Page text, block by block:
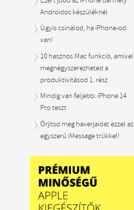
Androidos készüléknél
Úgyis csinálod, ha iPhone-od
van!
10 hasznos Mac funkció, amivel
megnégyszerezheted a
produktivitásod 1. rész
Mindig van feljebb: iPhone 14
Pro teszt
Őrjítsd meg haverjaidat ezzel az
egyszerű iMessage trükkel!